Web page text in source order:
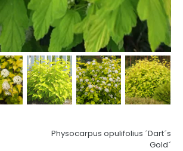
Physocarpus opulifolius ´Dart´s
Gold´